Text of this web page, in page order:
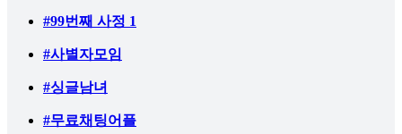
#99번째 사정 1
#사별자모임
#싱글남녀
#무료채팅어플